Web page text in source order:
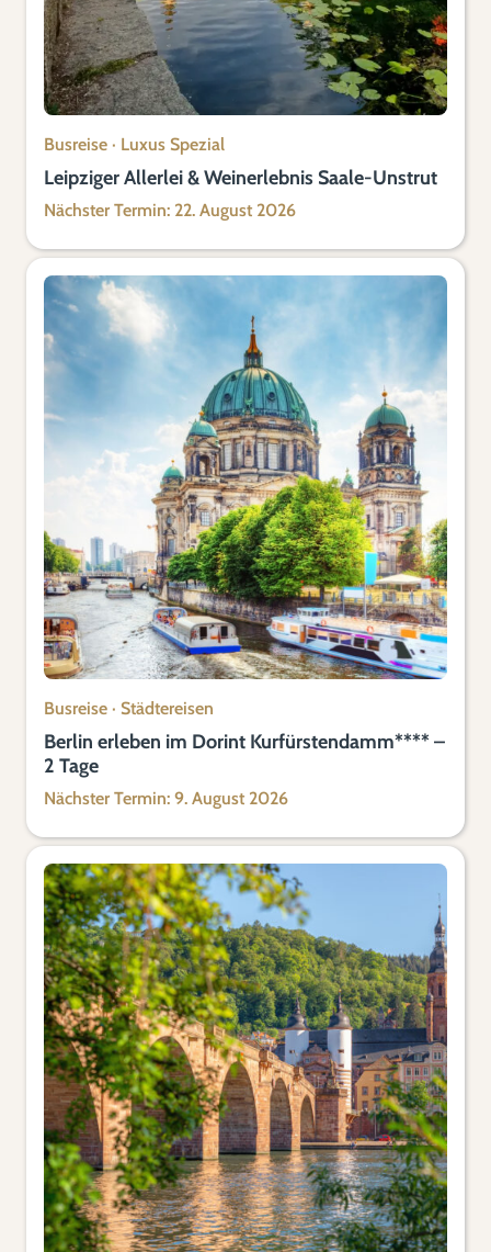
Busreise · Luxus Spezial
Leipziger Allerlei & Weinerlebnis Saale-Unstrut
Nächster Termin: 22. August 2026
Busreise · Städtereisen
Berlin erleben im Dorint Kurfürstendamm**** –
2 Tage
Nächster Termin: 9. August 2026